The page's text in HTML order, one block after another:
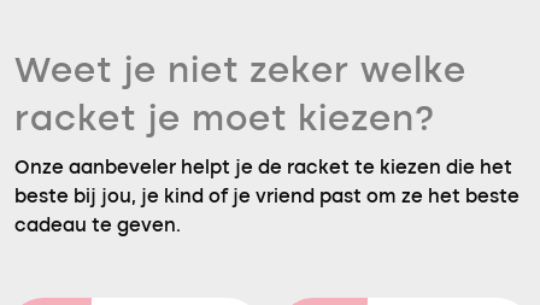
Weet je niet zeker welke
racket je moet kiezen?
Onze aanbeveler helpt je de racket te kiezen die het
beste bij jou, je kind of je vriend past om ze het beste
cadeau te geven.